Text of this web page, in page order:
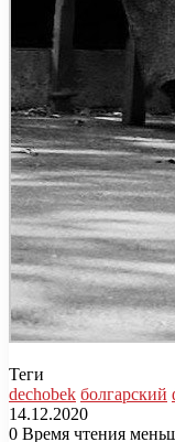
Теги
dechobek болгарский
14.12.2020
0 Время чтения